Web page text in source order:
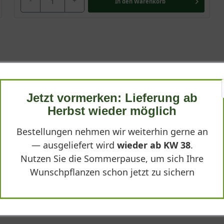
macrophylla 'Magical Ocean'®"
enttäuscht. Die Blüten verändern sich leicht und sehen
Jetzt vormerken: Lieferung ab
Herbst wieder möglich
Bestellungen nehmen wir weiterhin gerne an
— ausgeliefert wird wieder ab KW 38.
Nutzen Sie die Sommerpause, um sich Ihre
Wunschpflanzen schon jetzt zu sichern